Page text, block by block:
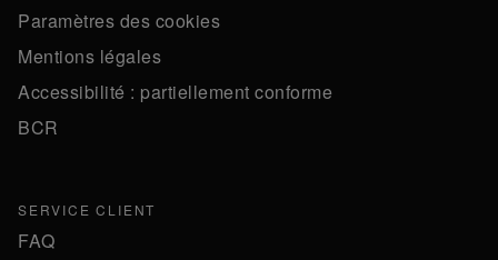
Paramètres des cookies
Mentions légales
Accessibilité : partiellement conforme
BCR
SERVICE CLIENT
FAQ